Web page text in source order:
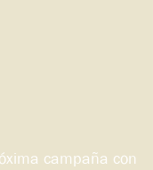
campaña con